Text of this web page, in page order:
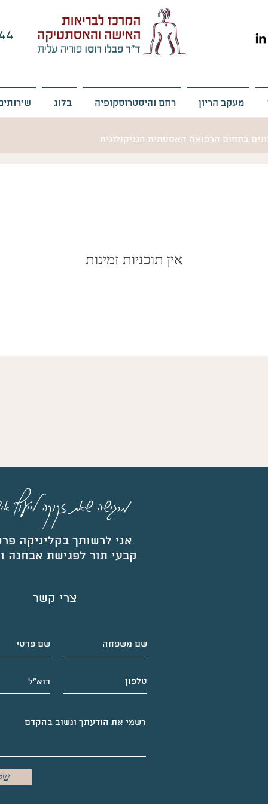
מעקב הריון רחם והיסטרוסקופיה בלוג
בתחום הרפואה האסטתית הגניקולוגית
אין תוכניות זמינות
מרגישה שאת זקוקה לייעוץ
אני לרשותך בקליניקה
קבעי תור לפגישת אבחנה
צרי קשר